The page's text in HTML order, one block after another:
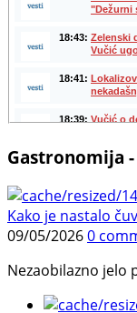
Gastronomija
Kako je nastalo
09/05/20260
Nezaobilazno jelo